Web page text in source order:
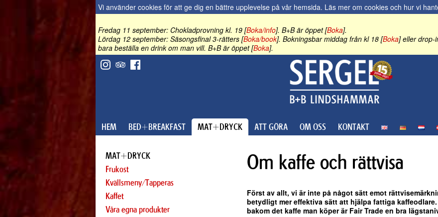
Vi använder cookies för att ge dig en bättre upplevelse på vår hemsida. Läs mer om cookies och hur vi
Fredag 11 september: Chokladprovning kl. 19 [Boka/info]. B+B är öppet [Boka].
Lördag 12 september: Säsongsfinal 3-rätters [Boka/book]. Bokningsbar middag från kl 18 [Boka] eller drop-
bara beställa en drink om man vill. B+B är öppet [Boka].
HEM BED+BREAKFAST MAT+DRYCK ATT GÖRA OM OSS KONTAKT
MAT+DRYCK
Frukost
Kvällsmeny/Tapperas
Kaffet
Våra egna produkter
Om kaffe och rättvisa
Först av allt, vi är inte på något sätt emot
betydligt mer effektiva sätt att hjälpa fattiga
bakom det kaffe man köper är Fair Trade en bra